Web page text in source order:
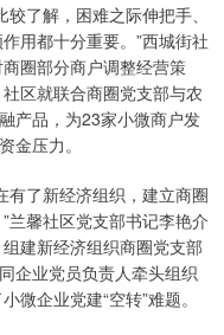
了解，困难之际伸把手、
用都十分重要。”西城街社
圈部分商户调整经营策
区就联合商圈党支部与农
产品，为23家小微商户发
金压力。
有了新经济组织，建立商圈
兰馨社区党支部书记李艳介
建新经济组织商圈党支部
企业党员负责人牵头组织
微企业党建“空转”难题。